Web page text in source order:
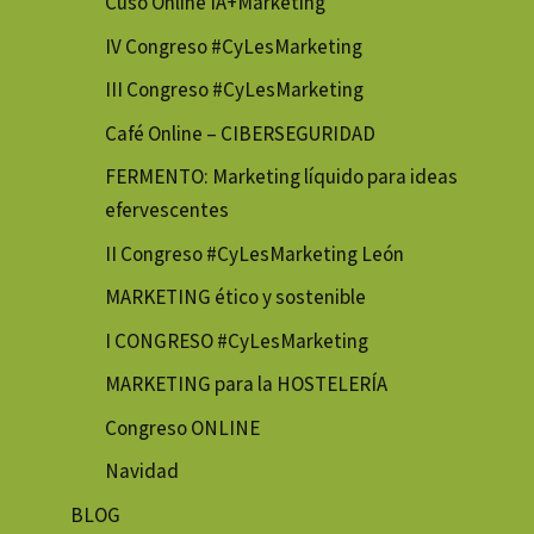
IV Congreso #CyLesMarketing
III Congreso #CyLesMarketing
Café Online – CIBERSEGURIDAD
FERMENTO: Marketing líquido para ideas
efervescentes
II Congreso #CyLesMarketing León
MARKETING ético y sostenible
I CONGRESO #CyLesMarketing
MARKETING para la HOSTELERÍA
Congreso ONLINE
Navidad
BLOG